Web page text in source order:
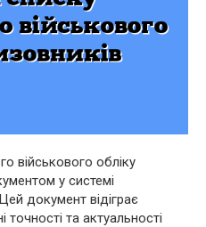
військового обліку
у системі
документ відіграє
та актуальності